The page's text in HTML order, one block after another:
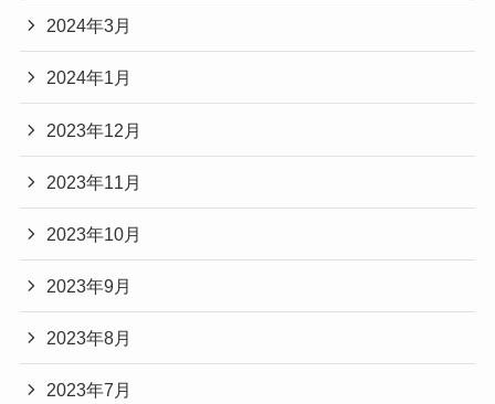
2024年3月
2024年1月
2023年12月
2023年11月
2023年10月
2023年9月
2023年8月
2023年7月